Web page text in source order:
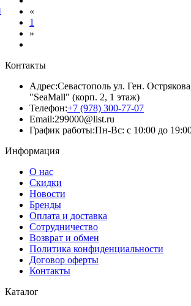
«
1
»
Контакты
Адрес:Севастополь ул. Ген.
"SeaMall" (корп. 2, 1 этаж)
Телефон:+7 (978) 300-77-07
Email:299000@list.ru
График работы:Пн-Вс: с 10:00 до
Информация
О нас
Скидки
Новости
Бренды
Оплата и доставка
Сотрудничество
Возврат и обмен
Политика конфиденциальности
Договор оферты
Контакты
Каталог